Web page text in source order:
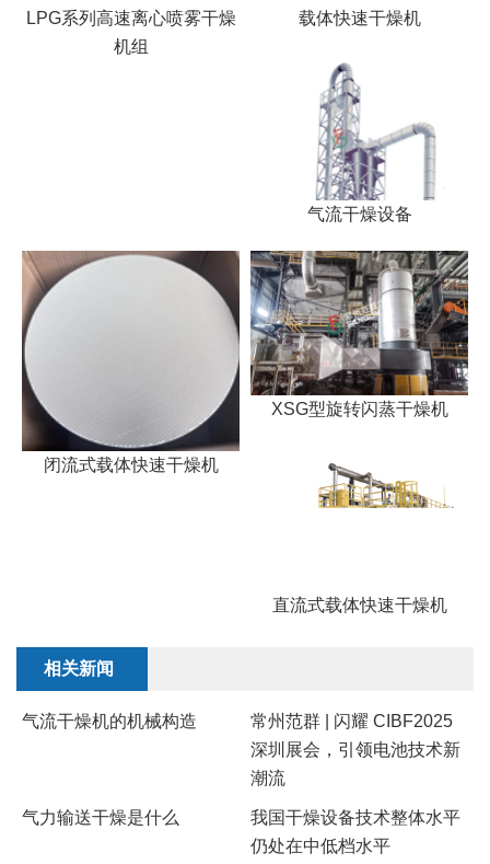
LPG系列高速离心喷雾干燥
机组
载体快速干燥机
气流干燥设备
闭流式载体快速干燥机
XSG型旋转闪蒸干燥机
直流式载体快速干燥机
相关新闻
气流干燥机的机械构造
常州范群 | 闪耀 CIBF2025
深圳展会，引领电池技术新
潮流​
气力输送干燥是什么
我国干燥设备技术整体水平
仍处在中低档水平